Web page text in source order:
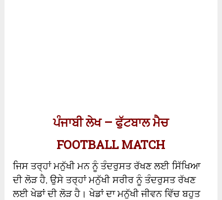
ਪੰਜਾਬੀ ਲੇਖ – ਫੁੱਟਬਾਲ ਮੈਚ
FOOTBALL MATCH
ਜਿਸ ਤਰ੍ਹਾਂ ਮਨੁੱਖੀ ਮਨ ਨੂੰ ਤੰਦਰੁਸਤ ਰੱਖਣ ਲਈ ਸਿੱਖਿਆ
ਦੀ ਲੋੜ ਹੈ, ਉਸੇ ਤਰ੍ਹਾਂ ਮਨੁੱਖੀ ਸਰੀਰ ਨੂੰ ਤੰਦਰੁਸਤ ਰੱਖਣ
ਲਈ ਖੇਡਾਂ ਦੀ ਲੋੜ ਹੈ। ਖੇਡਾਂ ਦਾ ਮਨੁੱਖੀ ਜੀਵਨ ਵਿੱਚ ਬਹੁਤ